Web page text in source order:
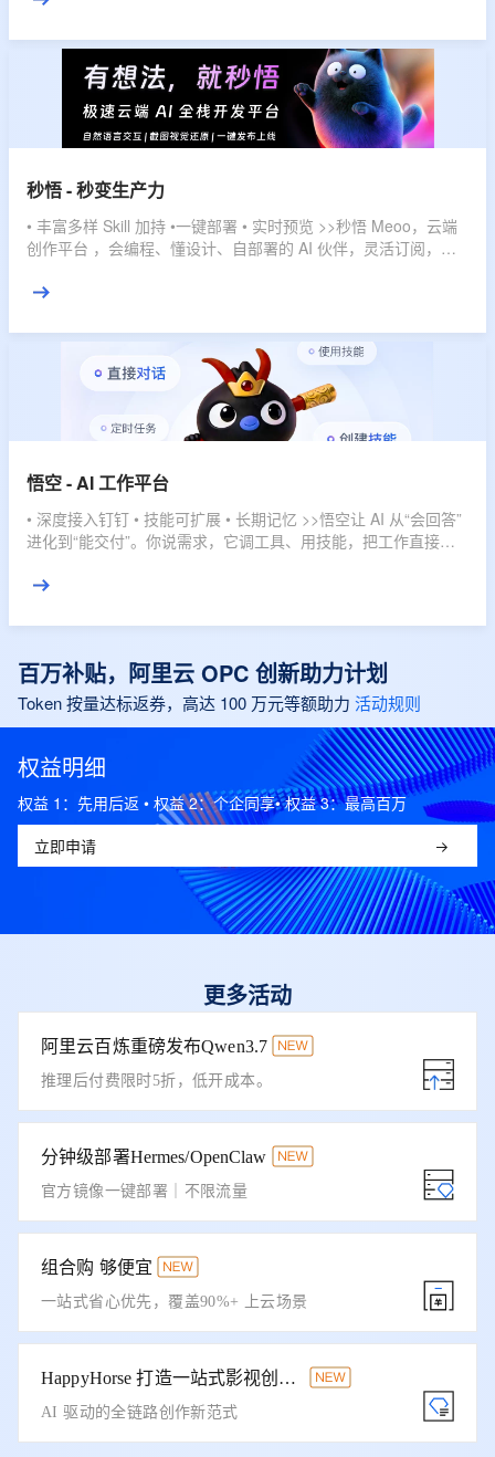
秒悟 - 秒变生产力
• 丰富多样 Skill 加持 •一键部署 • 实时预览 >>秒悟 Meoo，云端
创作平台 ，会编程、懂设计、自部署的 AI 伙伴，灵活订阅，多
悟空 - AI 工作平台
• 深度接入钉钉 • 技能可扩展 • 长期记忆 >>悟空让 AI 从“会回答”
进化到“能交付”。你说需求，它调工具、用技能，把工作直接推
百万补贴，阿里云 OPC 创新助力计划
Token 按量达标返券，高达 100 万元等额助力 活动规则
权益明细
权益 1：先用后返 • 权益 2：个企同享• 权益 3：最高百万
立即申请
更多活动
阿里云百炼重磅发布Qwen3.7
推理后付费限时5折，低开成本。
分钟级部署Hermes/OpenClaw
官方镜像一键部署｜不限流量
组合购 够便宜
一站式省心优先，覆盖90%+ 上云场景
HappyHorse 打造一站式影视创作平台
AI 驱动的全链路创作新范式